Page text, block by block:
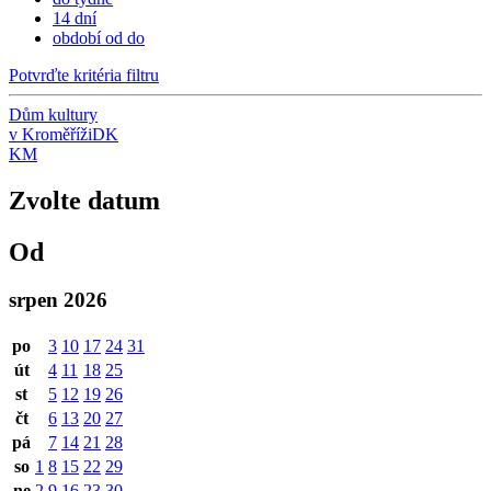
14 dní
období od do
Potvrďte kritéria filtru
Dům kultury
v KroměřížiDK
KM
Zvolte datum
Od
srpen 2026
po 3 10 17 24 31
út
4 11 18 25
st
5 12 19 26
čt
6 13 20 27
pá
7 14 21 28
so 1 8 15 22 29